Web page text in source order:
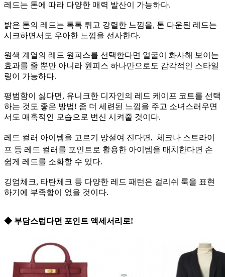
레드는 톤에 따라 다양한 매력 발산이 가능하다.
밝은 톤의 레드는 톡톡 튀고 강렬한 느낌을, 톤 다운된 레드는
시크하면서도 우아한 느낌을 선사한다.
원색 계열의 레드 원피스를 선택한다면 얼굴이 화사해 보이는
효과를 줄 뿐만 아니라 원피스 하나만으로도 감각적인 스타일
링이 가능하다.
평범함이 싫다면, 유니크한 디자인의 레드 케이프 코트를 선택
하는 것도 좋은 방법! 좀 더 세련된 느낌을 주고 소녀스러우면
서도 매혹적인 모습으로 변신 시켜줄 것이다.
레드 컬러 아이템을 고르기 망설여 진다면, 체크나 스트라이
프 등 레드 컬러를 포인트로 활용한 아이템을 매치한다면 손
쉽게 레드를 소화할 수 있다.
깅엄체크, 타탄체크 등 다양한 레드 패턴은 걸리쉬 룩을 표현
하기에 부족함이 없을 것이다.
◆ 부담스럽다면 포인트 액세서리로!